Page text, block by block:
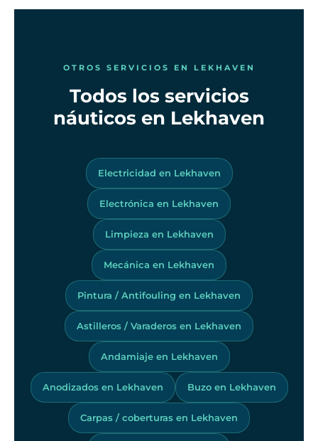
OTROS SERVICIOS EN LEKHAVEN
Todos los servicios
náuticos en Lekhaven
Electricidad en Lekhaven
Electrónica en Lekhaven
Limpieza en Lekhaven
Mecánica en Lekhaven
Pintura / Antifouling en Lekhaven
Astilleros / Varaderos en Lekhaven
Andamiaje en Lekhaven
Anodizados en Lekhaven Buzo en Lekhaven
Carpas / coberturas en Lekhaven